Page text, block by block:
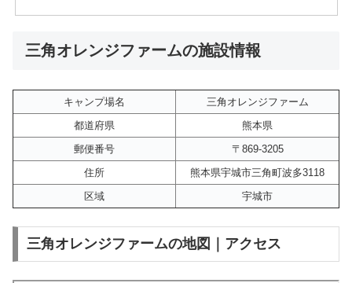
三角オレンジファームの施設情報
キャンプ場名
三角オレンジファーム
都道府県
熊本県
郵便番号
〒869-3205
住所
熊本県宇城市三角町波多3118
区域
宇城市
三角オレンジファームの地図｜アクセス